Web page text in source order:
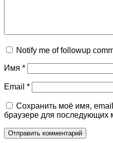
Notify me of followup
Имя *
Email *
Сохранить моё имя,
браузере для последующих